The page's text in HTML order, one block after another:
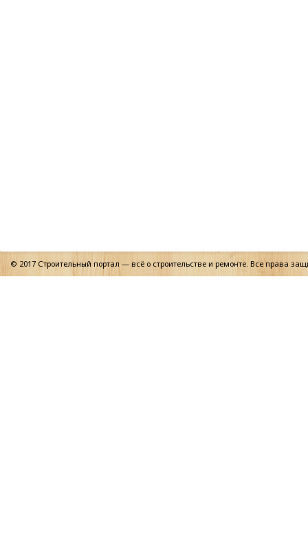
© 2017 Строительный портал — всё о строительстве и ремонте. Все права